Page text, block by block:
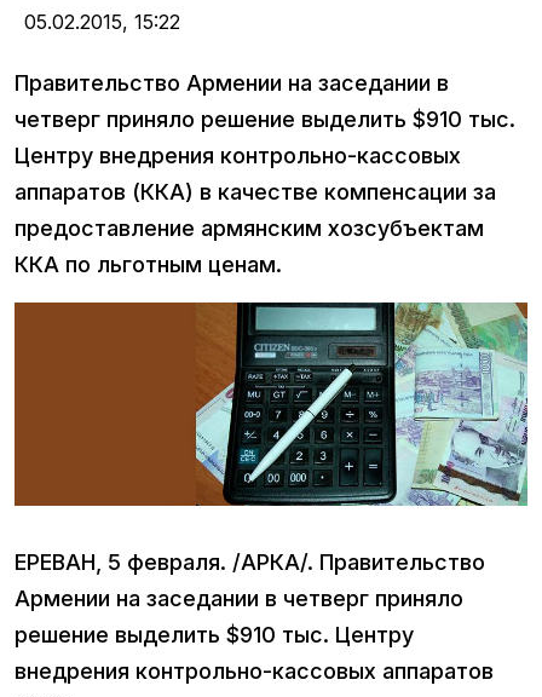
05.02.2015, 15:22
Правительство Армении на заседании в
четверг приняло решение выделить $910 тыс.
Центру внедрения контрольно-кассовых
аппаратов (ККА) в качестве компенсации за
предоставление армянским хозсубъектам
ККА по льготным ценам.
ЕРЕВАН, 5 февраля. /АРКА/. Правительство
Армении на заседании в четверг приняло
решение выделить $910 тыс. Центру
внедрения контрольно-кассовых аппаратов